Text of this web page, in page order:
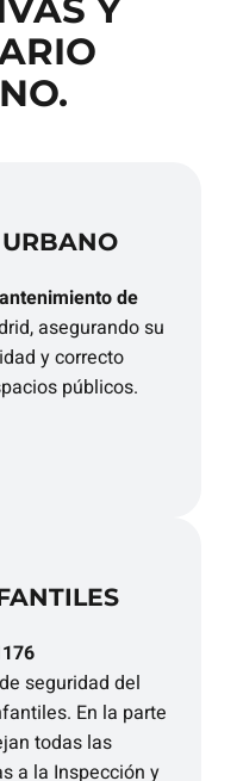
de
asegurando su
y correcto
públicos.
seguridad del
En la parte
todas las
a la Inspección y